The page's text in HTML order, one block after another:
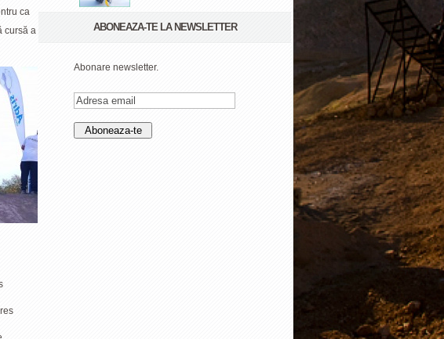
ca
cursă a
ABONEAZA-TE LA NEWSLETTER
Abonare newsletter.